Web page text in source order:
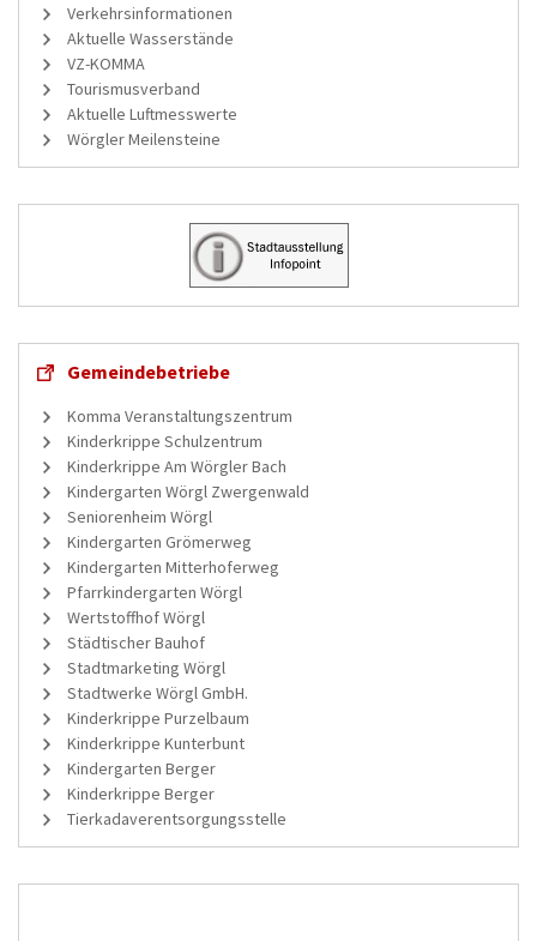
Verkehrsinformationen
Aktuelle Wasserstände
VZ-KOMMA
Tourismusverband
Aktuelle Luftmesswerte
Wörgler Meilensteine
Gemeindebetriebe
Komma Veranstaltungszentrum
Kinderkrippe Schulzentrum
Kinderkrippe Am Wörgler Bach
Kindergarten Wörgl Zwergenwald
Seniorenheim Wörgl
Kindergarten Grömerweg
Kindergarten Mitterhoferweg
Pfarrkindergarten Wörgl
Wertstoffhof Wörgl
Städtischer Bauhof
Stadtmarketing Wörgl
Stadtwerke Wörgl GmbH.
Kinderkrippe Purzelbaum
Kinderkrippe Kunterbunt
Kindergarten Berger
Kinderkrippe Berger
Tierkadaverentsorgungsstelle